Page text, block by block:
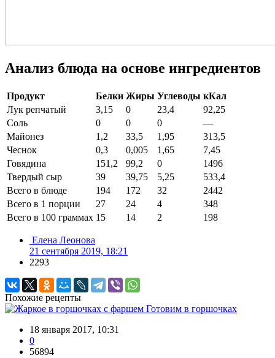
Анализ блюда на основе ингредиентов
Продукт Белки Жиры Углеводы кКал
Лук репчатый
3,15 0 23,4
92,25
Соль
0 0 0
—
Майонез
1,2 33,5 1,95
313,5
Чеснок
0,3 0,005 1,65
7,45
Говядина
151,2 99,2 0
1496
Твердый сыр
39 39,75 5,25
533,4
Всего в блюде
194 172 32
2442
Всего в 1 порции
27 24 4
348
Всего в 100 граммах 15 14 2 198
Елена Леонова
21 сентября 2019, 18:21
2293
Похожие рецепты
Готовим в горшочках
18 января 2017, 10:31
0
56894